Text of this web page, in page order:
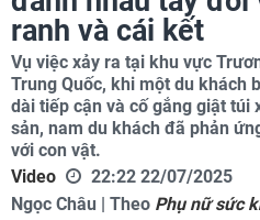
ranh và cái kết
Vụ việc xảy ra tại khu vực
Trung Quốc, khi một du khách
dài tiếp cận và cố gắng giật túi
sản, nam du khách đã phản
với con vật.
Video
22:22 22/07/2025
Ngọc Châu | Theo Phụ nữ sức